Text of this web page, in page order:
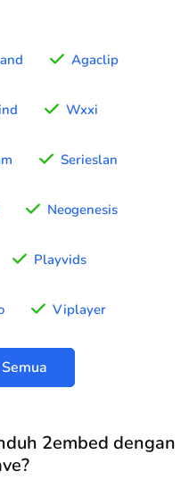
Agaclip
Wxxi
Serieslan
Neogenesis
Playvids
Viplayer
2embed dengan